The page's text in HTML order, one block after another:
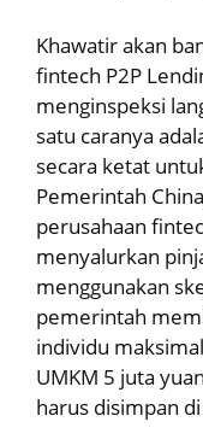
Khawatir akan
fintech P2P
menginspeksi
satu caranya
secara ketat
Pemerintah
perusahaan
menyalurkan
menggunakan
pemerintah
individu
UMKM 5 juta
harus disimpan